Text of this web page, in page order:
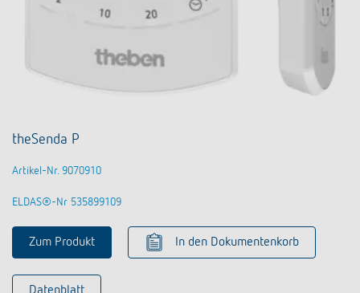
theSenda P
Artikel-Nr. 9070910
ELDAS®-Nr 535899109
Zum Produkt In den Dokumentenkorb